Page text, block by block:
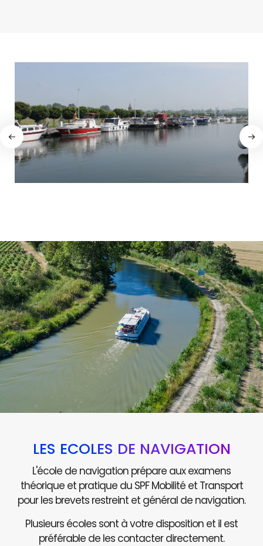
LES ÉCOLES DE NAVIGATION
L'école de navigation prépare aux examens
théorique et pratique du SPF Mobilité et Transport
pour les brevets restreint et général de navigation.
Plusieurs écoles sont à votre disposition et il est
préférable de les contacter directement.